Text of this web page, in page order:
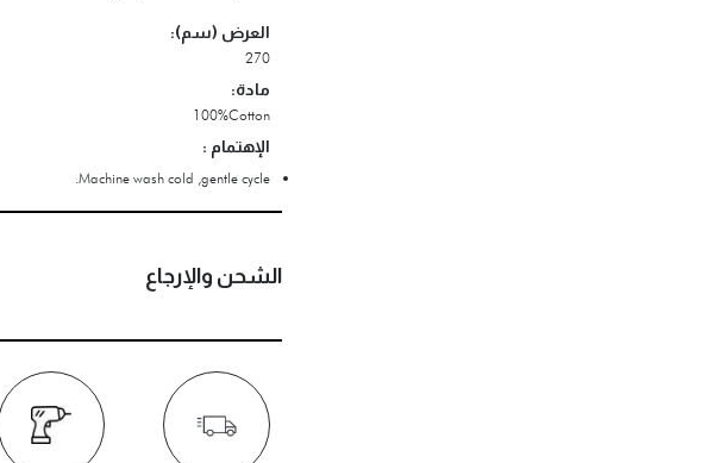
العرض (سم):
270
مادة:
100%Cotton
الإهتمام :
Machine wash cold ,gentle cycle.
الشحن والإرجاع